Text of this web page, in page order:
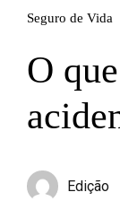
Seguro de Vida
O
Edição